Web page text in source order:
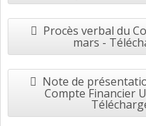
Procès verbal du
mars -
Note de
Compte Financier